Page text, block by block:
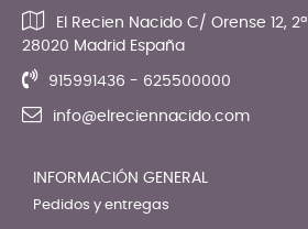
El Recien Nacido C/ Orense 12,
28020 Madrid España
915991436 - 625500000
info@elreciennacido.com
INFORMACIÓN GENERAL
Pedidos y entregas